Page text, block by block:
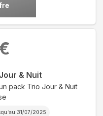
& Nuit
pack Trio Jour & Nuit
31/07/2025